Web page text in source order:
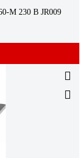
M 230 В JR009